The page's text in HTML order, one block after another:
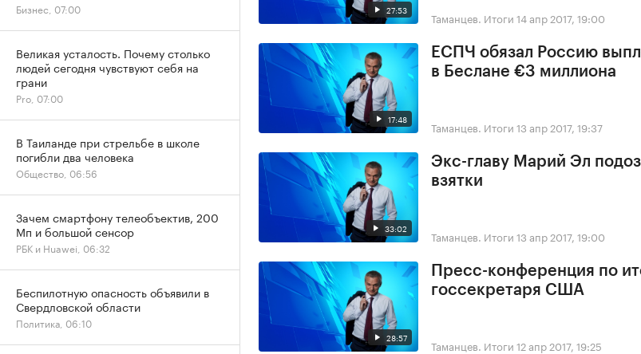
27:53 Таманцев. Итоги 14 апр 2017, 19:00
17:48
ЕСПЧ обязал Россию
в Беслане €3 миллиона
Таманцев. Итоги 13 апр 2017, 19:37
33:02
Экс-главу Марий Эл
взятки
Таманцев. Итоги 13 апр 2017, 19:00
28:57
Пресс-конференция по
госсекретаря США
Таманцев. Итоги 12 апр 2017, 19:25
Бизнес, 07:00
Великая усталость. Почему столько
людей сегодня чувствуют себя на
грани
Pro, 07:00
В Таиланде при стрельбе в школе
погибли два человека
Общество, 06:56
Зачем смартфону телеобъектив, 200
Мп и большой сенсор
РБК и Huawei, 06:32
Беспилотную опасность объявили в
Свердловской области
Политика, 06:10